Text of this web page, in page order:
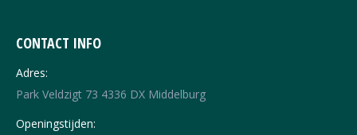
CONTACT INFO
Adres:
Park Veldzigt 73 4336 DX Middelburg
Openingstijden: